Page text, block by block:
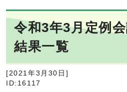
令和3年3月定例
結果一覧
[2021年3月30日]
ID:16117